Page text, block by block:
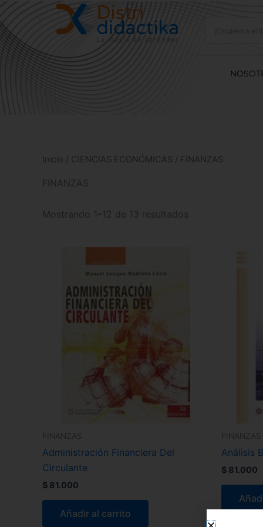
Ir
al
contenido
Inicio / CIENCIAS ECONÓMICAS / FINANZAS
FINANZAS
Mostrando 1–12 de 13 resultados
FINANZAS
Administración Financiera Del
Circulante
$ 81.000
Añadir al carrito
FINANZAS
Análisis
$ 81.000